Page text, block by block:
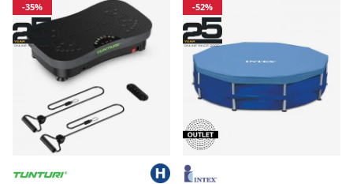
-35% -52%